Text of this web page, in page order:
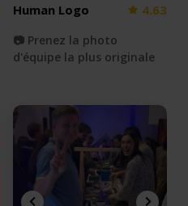
Human Logo 4.63
📷 Prenez la photo
d'équipe la plus originale